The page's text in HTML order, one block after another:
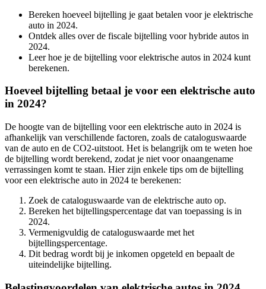
Bereken hoeveel bijtelling je gaat betalen voor je elektrische
auto in 2024.
Ontdek alles over de fiscale bijtelling voor hybride autos in
2024.
Leer hoe je de bijtelling voor elektrische autos in 2024 kunt
berekenen.
Hoeveel bijtelling betaal je voor een elektrische auto
in 2024?
De hoogte van de bijtelling voor een elektrische auto in 2024 is
afhankelijk van verschillende factoren, zoals de cataloguswaarde
van de auto en de CO2-uitstoot. Het is belangrijk om te weten hoe
de bijtelling wordt berekend, zodat je niet voor onaangename
verrassingen komt te staan. Hier zijn enkele tips om de bijtelling
voor een elektrische auto in 2024 te berekenen:
Zoek de cataloguswaarde van de elektrische auto op.
Bereken het bijtellingspercentage dat van toepassing is in
2024.
Vermenigvuldig de cataloguswaarde met het
bijtellingspercentage.
Dit bedrag wordt bij je inkomen opgeteld en bepaalt de
uiteindelijke bijtelling.